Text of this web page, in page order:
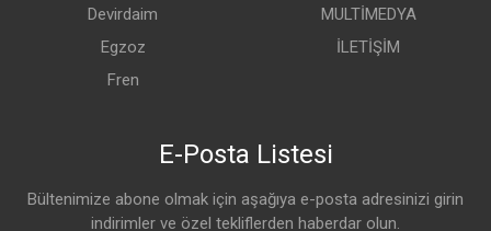
Devirdaim
Egzoz
Fren
MULTİMEDYA
İLETİŞİM
E-Posta Listesi
Bültenimize abone olmak için aşağıya e-posta adresinizi girin
indirimler ve özel tekliflerden haberdar olun.